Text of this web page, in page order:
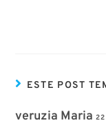
ESTE POST
veruzia Maria22